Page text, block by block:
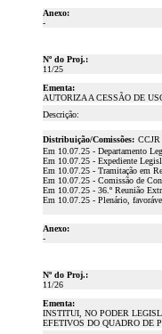
Anexo:
-
Nº do Proj.:
11/25
Ementa:
AUTORIZA A CESSÃO DE
Descrição:
Distribuição/Comissões: CCJR
Em 10.07.25 - Departamento
Em 10.07.25 - Expediente
Em 10.07.25 - Tramitação em
Em 10.07.25 - Comissão de
Em 10.07.25 - 36.º Reunião
Em 10.07.25 - Plenário,
Anexo:
-
Nº do Proj.:
11/26
Ementa:
INSTITUI, NO PODER
EFETIVOS DO QUADRO DE